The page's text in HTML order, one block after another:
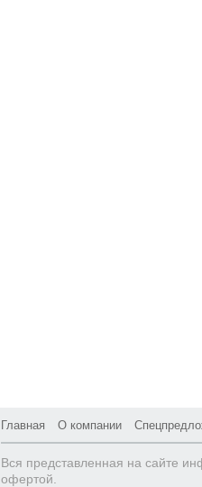
Главная О компании
Вся представленная на сайте
офертой.